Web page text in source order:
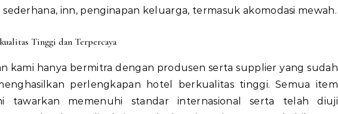
sederhana, inn, penginapan keluarga, termasuk akomodasi mewah.
Tinggi dan Terpercaya
kami hanya bermitra dengan produsen serta supplier yang sudah
perlengkapan hotel berkualitas tinggi. Semua item
tawarkan memenuhi standar internasional serta telah diuji